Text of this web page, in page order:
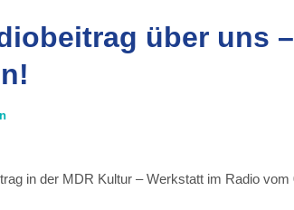
über uns
in der MDR Kultur – Werkstatt im Radio